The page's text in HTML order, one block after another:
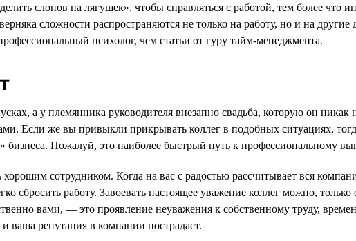
слонов на лягушек», чтобы справляться с работой, тем более
сложности распространяются не только на работу, но и на
психолог, чем статьи от гуру тайм-менеджмента.
а у племянника руководителя внезапно свадьба, которую он
Если же вы привыкли прикрывать коллег в подобных ситуациях,
бизнеса. Пожалуй, это наиболее быстрый путь к профессиональному
сотрудником. Когда на вас с радостью рассчитывает вся
сбросить работу. Завоевать настоящее уважение коллег можно,
вами, — это проявление неуважения к собственному труду,
ваша репутация в компании пострадает.